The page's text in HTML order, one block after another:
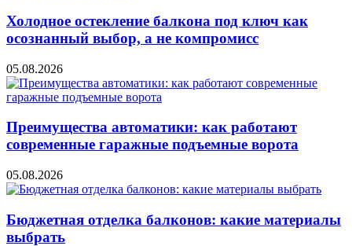
Холодное остекление балкона под ключ как
осознанный выбор, а не компромисс
05.08.2026
Преимущества автоматики: как работают
современные гаражные подъемные ворота
05.08.2026
Бюджетная отделка балконов: какие материалы
выбрать